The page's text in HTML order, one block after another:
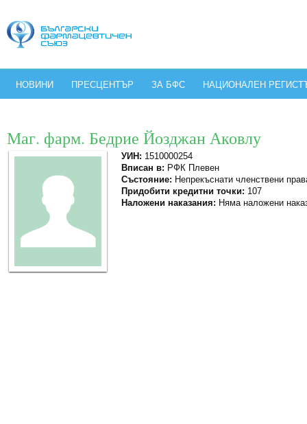
НОВИНИ ПРЕСЦЕНТЪР ЗА БФС НАЦИОНАЛЕН
Маг. фарм. Бедрие Йозджан Аковлу
УИН: 1510000254
Вписан в: РФК Плевен
Състояние: Непрекъснати членствени
Придобити кредитни точки: 107
Наложени наказания: Няма наложени